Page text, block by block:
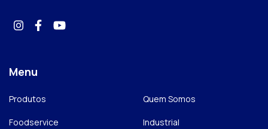
Menu
Produtos Quem Somos
Foodservice Industrial